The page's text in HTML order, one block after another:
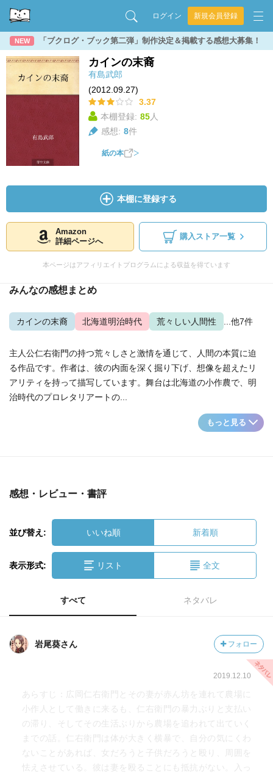
ログイン 新規会員登録
NEW 「ブクログ・ブック第二弾」制作決定＆掲載する感想大募集！
カインの末裔
有島武郎
(2012.09.27)
3.37
本棚登録: 85人
感想: 8件
紙の本
本棚に登録する
Amazon
詳細ページへ
購入ストア一覧
本ページはアフィリエイトプログラムによる収益を得ています
みんなの感想まとめ
カインの末裔 北海道明治時代 荒々しい人間性 ...他7件
主人公仁右衛門の持つ荒々しさと激情を通じて、人間の本質に迫
る作品です。作者は、彼の内面を深く掘り下げ、想像を超えたリ
アリティを持って描写しています。舞台は北海道の小作農で、明
治時代のプロレタリアートの...
もっと見る
感想・レビュー・書評
並び替え: いいね順 新着順
表示形式: リスト 全文
すべて ネタバレ
岩尾葵さん フォロー
2019.12.10
あらすじ：広岡仁右衛門とその妻が赤ん坊を連れて農場に
小作人として働きに来るも、仁右衛門の暴力ぶりと支払い
の滞り、そしてその生活ぶりから農場を追われて出ていく
までの話。仁右衛門は体が大きく横暴で、自分の気にくわ
ないことがあれば、女だろうと子供だろうと殴り、周囲を
怯えさせている。彼は妻を殴ることにも抵抗がない。入っ